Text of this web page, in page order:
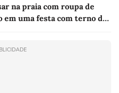
na praia com roupa de
em uma festa com terno de